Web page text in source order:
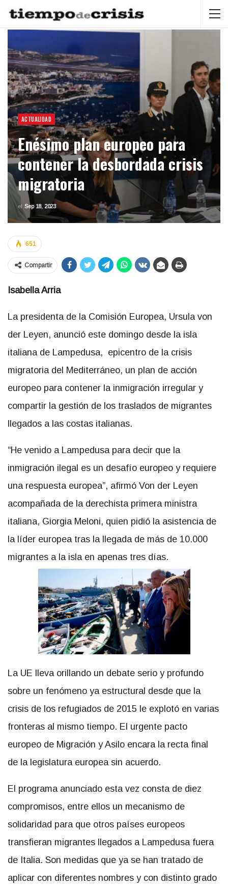
ACTUALIDAD
Enésimo plan europeo para
contener la desbordada crisis
migratoria
el Sep 18, 2023
651
Compartir
Isabella Arria
La presidenta de la Comisión Europea, Ursula von
der Leyen, anunció este domingo desde la isla
italiana de Lampedusa, epicentro de la crisis
migratoria del Mediterráneo, un plan de acción
europeo para contener la inmigración irregular y
compartir la gestión de los traslados de migrantes
llegados a las costas italianas.
“He venido a Lampedusa para decir que la
inmigración ilegal es un desafío europeo y requiere
una respuesta europea”, afirmó Von der Leyen
acompañada de la derechista primera ministra
italiana, Giorgia Meloni, quien pidió la asistencia de
la líder europea tras la llegada de más de 10.000
migrantes a la isla en apenas tres días.
La UE lleva orillando un debate serio y profundo
sobre un fenómeno ya estructural desde que la
crisis de los refugiados de 2015 le explotó en varias
fronteras al mismo tiempo. El urgente pacto
europeo de Migración y Asilo encara la recta final
de la legislatura europea sin acuerdo.
El programa anunciado esta vez consta de diez
compromisos, entre ellos un mecanismo de
solidaridad para que otros países europeos
transfieran migrantes llegados a Lampedusa fuera
de Italia. Son medidas que ya se han tratado de
aplicar con diferentes nombres y con distinto grado